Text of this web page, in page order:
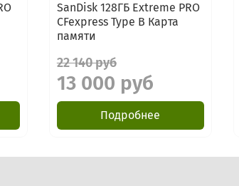
SanDisk 128ГБ Extreme PRO
CFexpress Type B Карта
памяти
22 140 руб
13 000 руб
Подробнее